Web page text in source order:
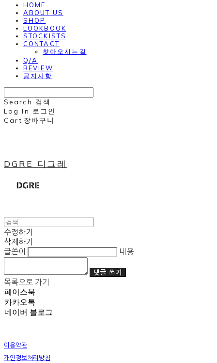
HOME
ABOUT US
SHOP
LOOKBOOK
STOCKISTS
CONTACT
찾아오시는길
Q/A
REVIEW
공지사항
Search 검색
Log In
로그인
Cart 장바구니
DGRE 디그레
수정하기
삭제하기
글쓴이
내용
댓글 쓰기
목록으로 가기
페이스북
카카오톡
네이버 블로그
이용약관
개인정보처리방침